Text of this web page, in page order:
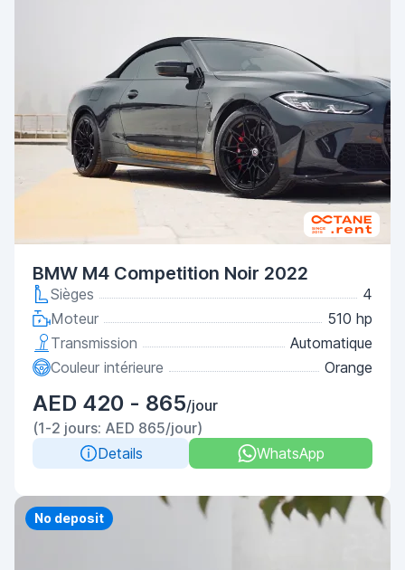
BMW M4 Competition Noir 2022
Sièges
4
Moteur
510 hp
Transmission
Automatique
Couleur intérieure
Orange
AED 420 - 865/jour
(1-2 jours: AED 865/jour)
Details
WhatsApp
Priority
No deposit